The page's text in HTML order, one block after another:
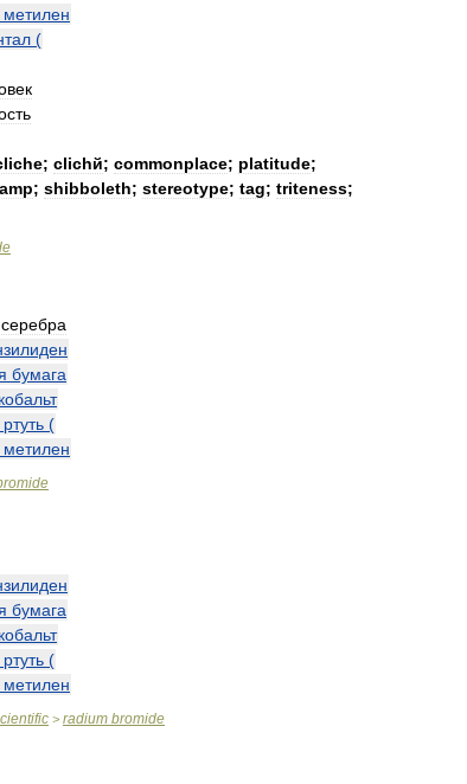
метилен
(
; clichй; commonplace; platitude;
; shibboleth; stereotype; tag; triteness;
серебра
бумага
кобальт
ртуть (
метилен
бумага
кобальт
ртуть (
метилен
> radium bromide